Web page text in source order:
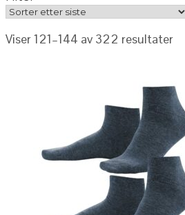
Viser 121–144 av 322 resultater